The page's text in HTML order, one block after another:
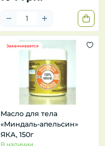
Заканчивается
Масло для тела
«Миндаль-апельсин»
ЯКА, 150г
В наличии